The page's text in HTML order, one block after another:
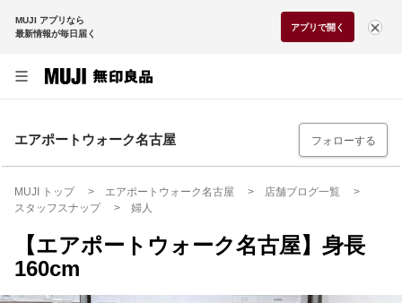
MUJI アプリなら
最新情報が毎日届く
アプリで開く
エアポートウォーク名古屋 フォローする
MUJI トップ エアポートウォーク名古屋
店舗ブログ一覧
スタッフスナップ
婦人
【エアポートウォーク名古屋】身長
160cm